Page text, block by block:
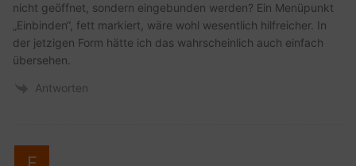
nicht geöffnet, sondern eingebunden werden? Ein Menüpunkt
„Einbinden“, fett markiert, wäre wohl wesentlich hilfreicher. In
der jetzigen Form hätte ich das wahrscheinlich auch einfach
übersehen.
Antworten